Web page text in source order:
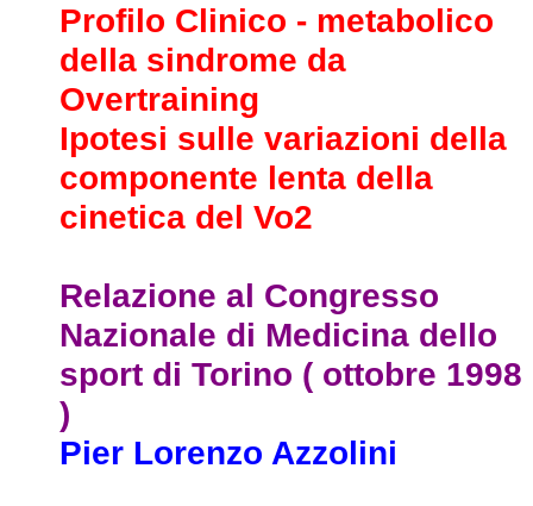
Profilo Clinico - metabolico
della sindrome da
Overtraining
Ipotesi sulle variazioni della
componente lenta della
cinetica del Vo2
Relazione al Congresso
Nazionale di Medicina dello
sport di Torino ( ottobre 1998
)
Pier Lorenzo Azzolini